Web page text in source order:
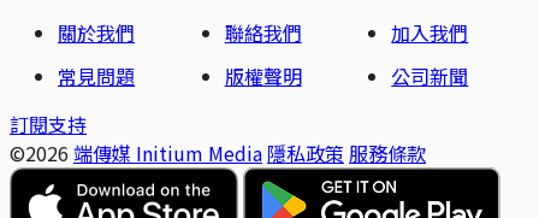
關於我們
聯絡我們
加入我們
常見問題
版權聲明
公司新聞
訂閱支持
©2026 端傳媒 Initium Media 隱私政策 服務條款